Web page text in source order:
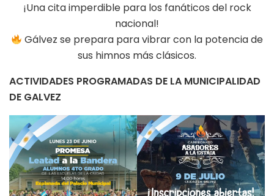
¡Una cita imperdible para los fanáticos del rock
nacional!
Gálvez se prepara para vibrar con la potencia de
sus himnos más clásicos.
ACTIVIDADES PROGRAMADAS DE LA MUNICIPALIDAD
DE GALVEZ